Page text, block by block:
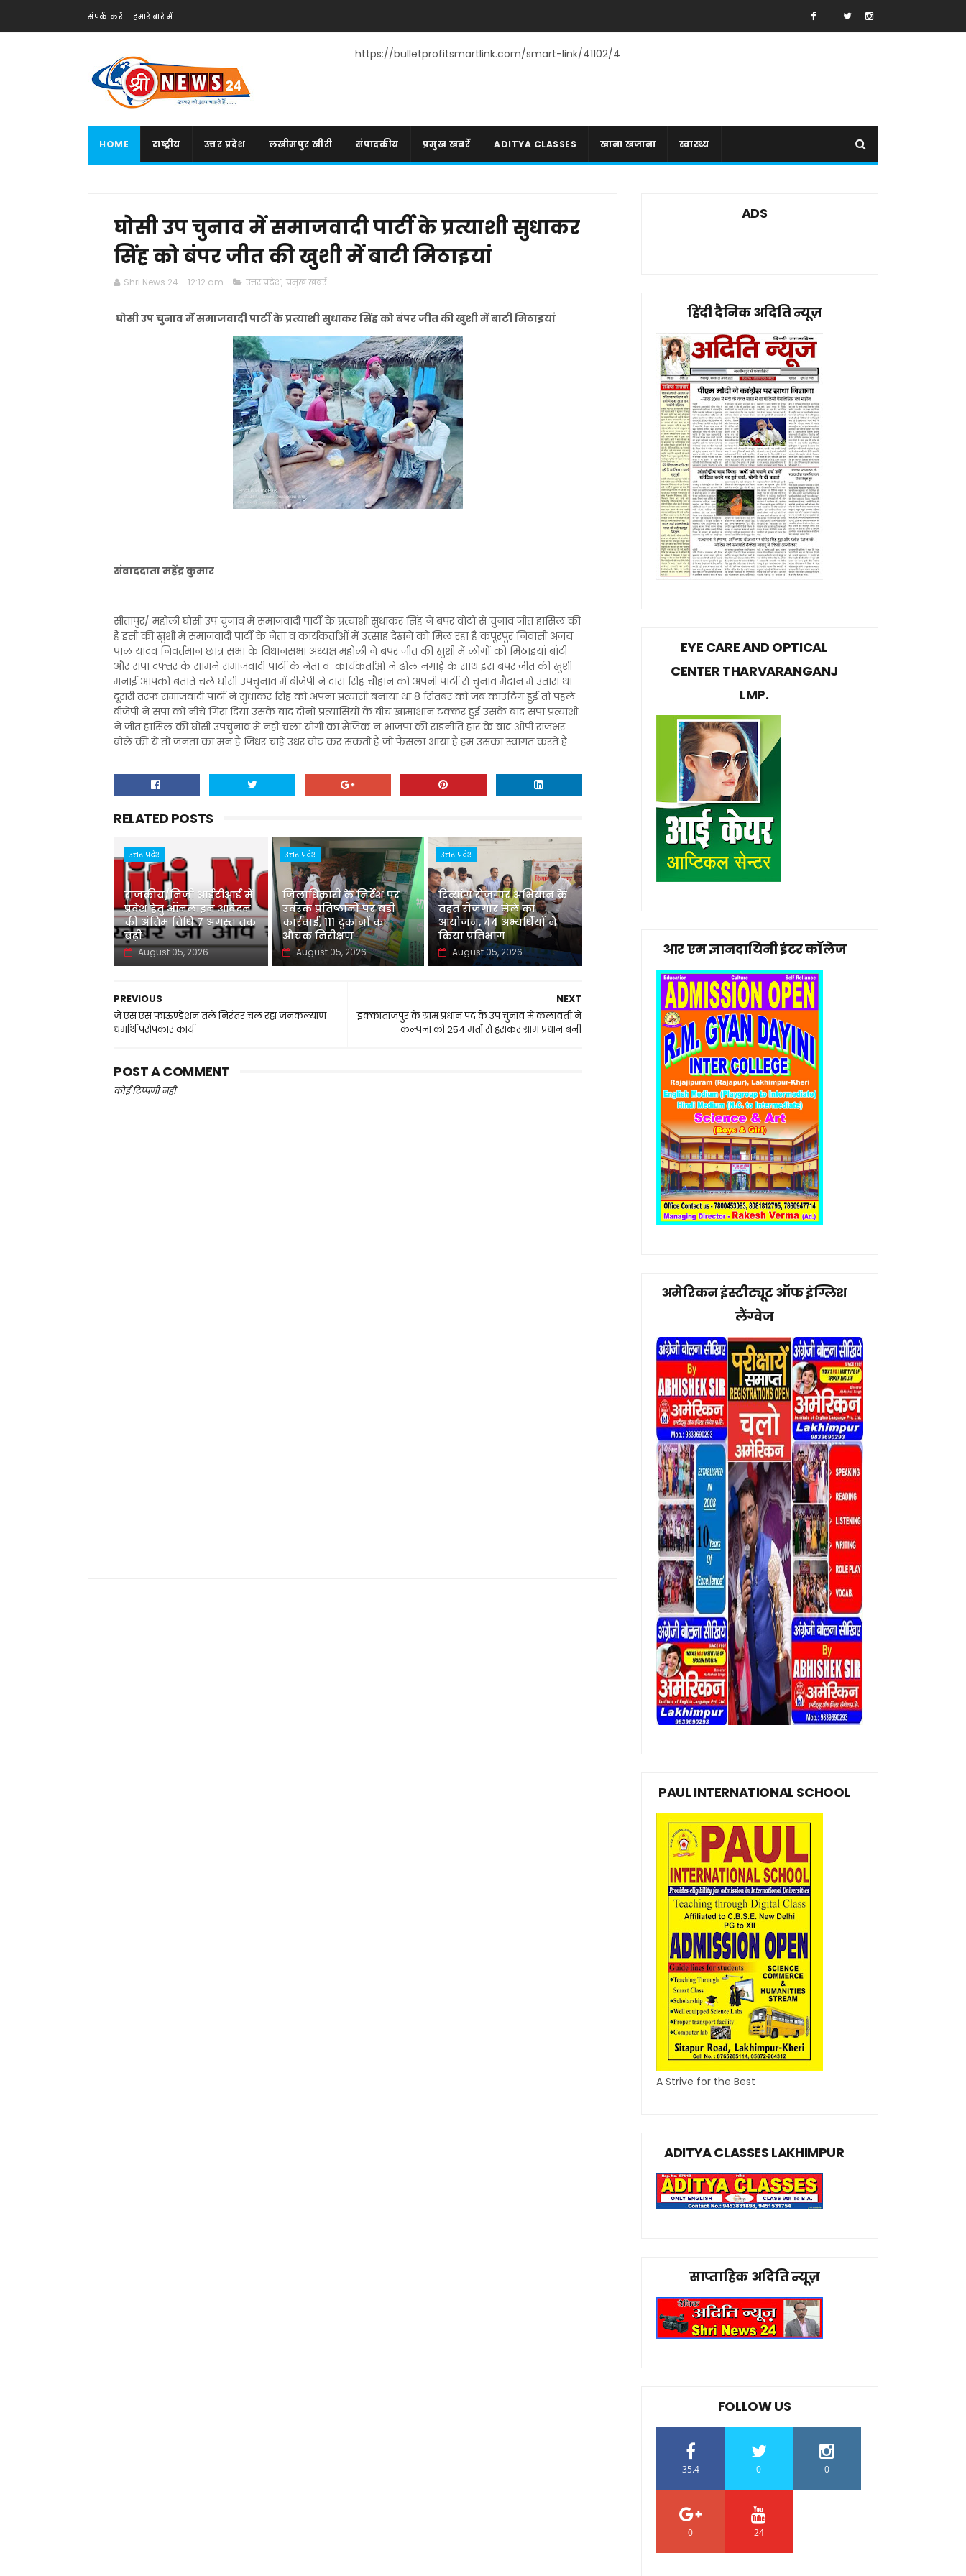
संपर्क करें हमारे बारे में
https://bulletprofitsmartlink.com/smart-link/41102/4
HOME राष्ट्रीय उत्तर प्रदेश लखीमपुर खीरी संपादकीय प्रमुख खबरें ADITYA CLASSES खाना खजाना स्वास्थ्य
घोसी उप चुनाव में समाजवादी पार्टी के प्रत्याशी सुधाकर
सिंह को बंपर जीत की खुशी में बाटी मिठाइयां
Shri News 24 12:12 am उत्तर प्रदेश, प्रमुख खबरें
घोसी उप चुनाव में समाजवादी पार्टी के प्रत्याशी सुधाकर सिंह को बंपर जीत की खुशी में बाटी मिठाइयां
संवाददाता महेंद्र कुमार
सीतापुर/ महोली घोसी उप चुनाव में समाजवादी पार्टी के प्रत्याशी सुधाकर सिंह ने बंपर वोटो से चुनाव जीत हासिल की
हैं इसी की खुशी में समाजवादी पार्टी के नेता व कार्यकर्ताओं में उत्साह देखने को मिल रहा है कपूरपुर निवासी अजय
पाल यादव निवर्तमान छात्र सभा के विधानसभा अध्यक्ष महोली ने बंपर जीत की खुशी में लोगों को मिठाइयां बांटी
और सपा दफ्तर के सामने समाजवादी पार्टी के नेता व कार्यकर्ताओं ने ढोल नगाड़े के साथ इस बंपर जीत की खुशी
मनाई आपको बताते चलें घोसी उपचुनाव में बीजेपी ने दारा सिंह चौहान को अपनी पार्टी से चुनाव मैदान में उतारा था
दूसरी तरफ समाजवादी पार्टी ने सुधाकर सिंह को अपना प्रत्यासी बनाया था 8 सितंबर को जब काउंटिंग हुई तो पहले
बीजेपी ने सपा को नीचे गिरा दिया उसके बाद दोनो प्रत्यासियो के बीच खामाशान टक्कर हुई उसके बाद सपा प्रत्याशी
ने जीत हासिल की घोसी उपचुनाव में नही चला योगी का मैजिक न भाजपा की राडनीति हार के बाद ओपी राजभर
बोले की ये तो जनता का मन है जिधर चाहे उधर वोट कर सकती है जो फैसला आया है हम उसका स्वागत करते है
RELATED POSTS
उत्तर प्रदेश
राजकीय/निजी आईटीआई में
प्रवेश हेतु ऑनलाइन आवेदन
की अंतिम तिथि 7 अगस्त तक
बढ़ी
August 05, 2026
उत्तर प्रदेश
जिलाधिकारी के निर्देश पर
उर्वरक प्रतिष्ठानों पर बड़ी
कार्रवाई, 111 दुकानों का
औचक निरीक्षण
August 05, 2026
उत्तर प्रदेश
दिव्यांग रोजगार अभियान के
तहत रोजगार मेले का
आयोजन, 44 अभ्यर्थियों ने
किया प्रतिभाग
August 05, 2026
NEXT
इक्काताजपुर के ग्राम प्रधान पद के उप चुनाव में कलावती ने
कल्पना को 254 मतों से हराकर ग्राम प्रधान बनी
PREVIOUS
जे एस एस फाऊण्डेशन तले निरंतर चल रहा जनकल्याण
धर्मार्थ परोपकार कार्य
POST A COMMENT
कोई टिप्पणी नहीं
ADS
हिंदी दैनिक अदिति न्यूज़
EYE CARE AND OPTICAL
CENTER THARVARANGANJ
LMP.
आर एम ज्ञानदायिनी इंटर कॉलेज
अमेरिकन इंस्टीट्यूट ऑफ इंग्लिश
लैंग्वेज
PAUL INTERNATIONAL SCHOOL
A Strive for the Best
ADITYA CLASSES LAKHIMPUR
साप्ताहिक अदिति न्यूज़
FOLLOW US
35.4 0 0
0 24